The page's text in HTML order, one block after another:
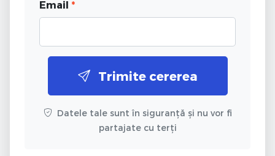
Email *
Trimite cererea
Datele tale sunt în siguranță și nu vor fi
partajate cu terți